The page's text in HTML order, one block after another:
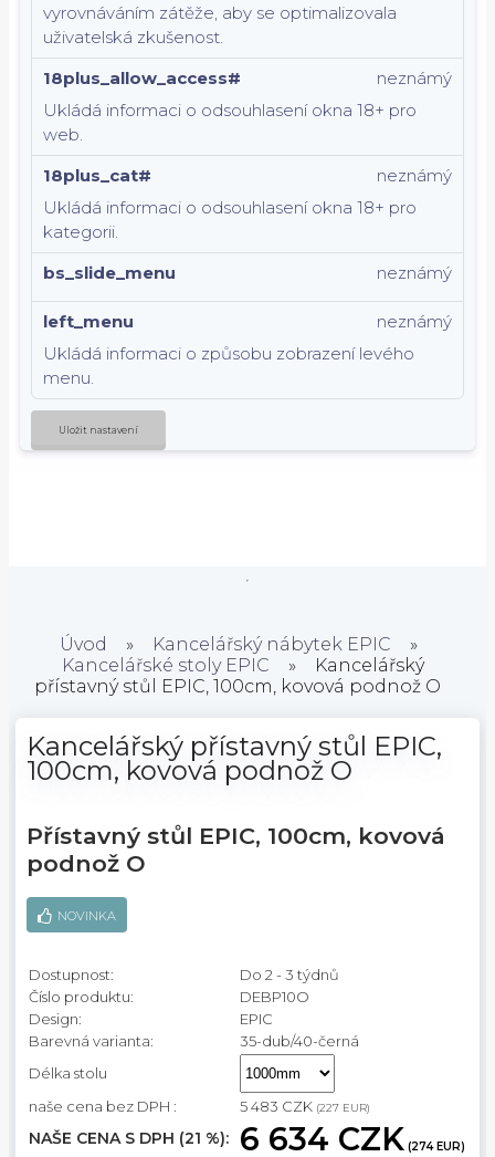
vyrovnáváním zátěže, aby se optimalizovala
uživatelská zkušenost.
18plus_allow_access#
Ukládá informaci o odsouhlasení okna 18+ pro
web.
neznámý
18plus_cat#
Ukládá informaci o odsouhlasení okna 18+ pro
kategorii.
neznámý
bs_slide_menu neznámý
left_menu
Ukládá informaci o způsobu zobrazení levého
menu.
neznámý
Uložit nastavení
Úvod » Kancelářský nábytek EPIC
»
Kancelářské stoly EPIC
»
Kancelářský
přístavný stůl EPIC, 100cm, kovová podnož O
Kancelářský přístavný stůl EPIC,
100cm, kovová podnož O
Přístavný stůl EPIC, 100cm, kovová
podnož O
NOVINKA
Dostupnost:
Do 2 - 3 týdnů
Číslo produktu:
DEBP10O
Design:
EPIC
Barevná varianta:
35-dub/40-černá
Délka stolu
naše cena bez DPH :
5 483 CZK (227 EUR)
NAŠE CENA S DPH (21 %): 6 634 CZK (274 EUR)